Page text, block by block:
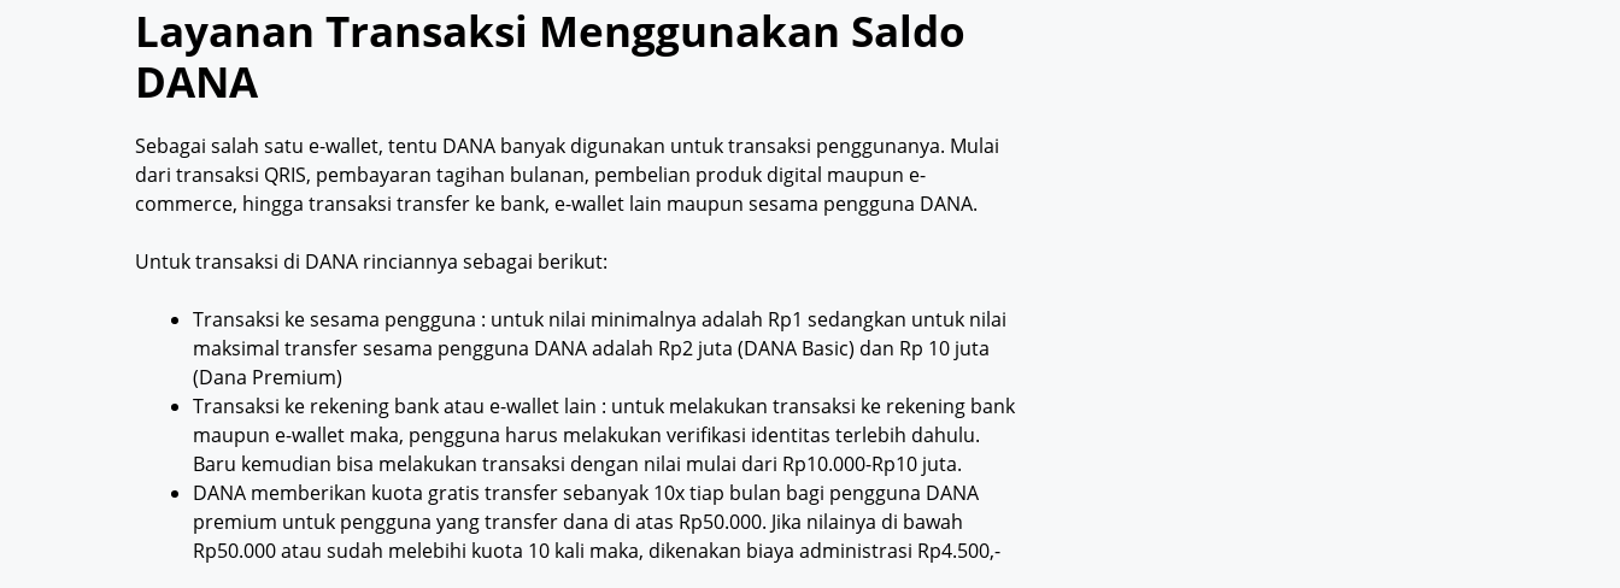
Layanan Transaksi Menggunakan Saldo
DANA
Sebagai salah satu e-wallet, tentu DANA banyak digunakan untuk transaksi penggunanya. Mulai
dari transaksi QRIS, pembayaran tagihan bulanan, pembelian produk digital maupun e-
commerce, hingga transaksi transfer ke bank, e-wallet lain maupun sesama pengguna DANA.
Untuk transaksi di DANA rinciannya sebagai berikut:
Transaksi ke sesama pengguna : untuk nilai minimalnya adalah Rp1 sedangkan untuk nilai
maksimal transfer sesama pengguna DANA adalah Rp2 juta (DANA Basic) dan Rp 10 juta
(Dana Premium)
Transaksi ke rekening bank atau e-wallet lain : untuk melakukan transaksi ke rekening bank
maupun e-wallet maka, pengguna harus melakukan verifikasi identitas terlebih dahulu.
Baru kemudian bisa melakukan transaksi dengan nilai mulai dari Rp10.000-Rp10 juta.
DANA memberikan kuota gratis transfer sebanyak 10x tiap bulan bagi pengguna DANA
premium untuk pengguna yang transfer dana di atas Rp50.000. Jika nilainya di bawah
Rp50.000 atau sudah melebihi kuota 10 kali maka, dikenakan biaya administrasi Rp4.500,-